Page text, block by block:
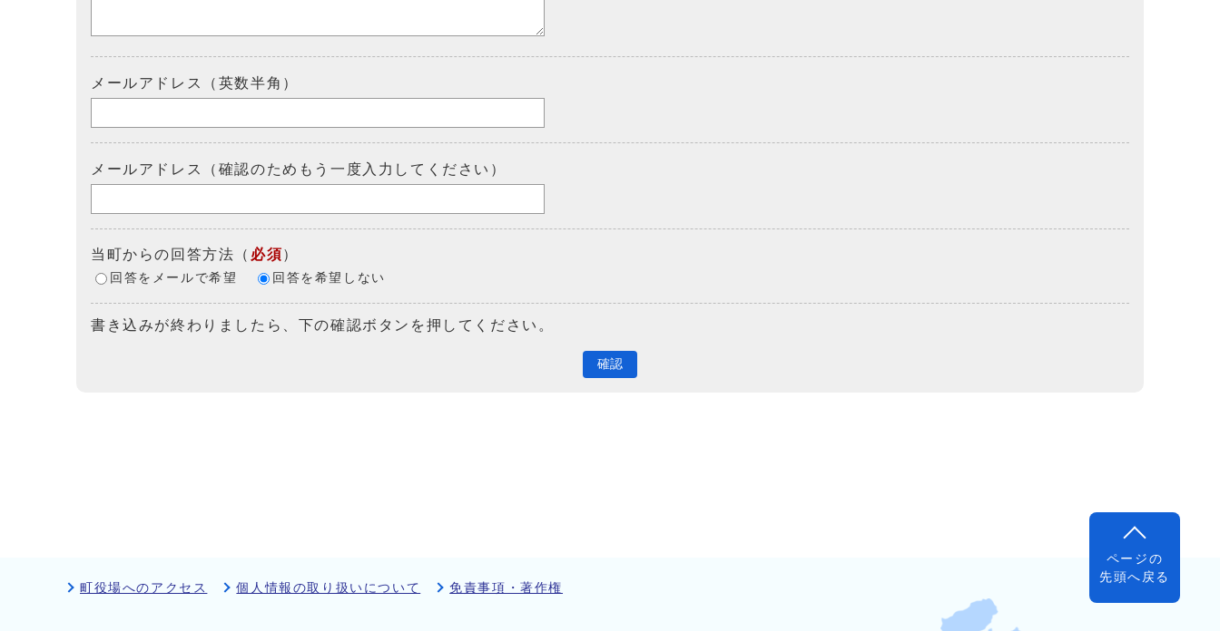
メールアドレス（英数半角）
メールアドレス（確認のためもう一度入力してください）
当町からの回答方法 （ 必須）
回答をメールで希望 回答を希望しない
書き込みが終わりましたら、下の確認ボタンを押してください。
確認
ページの
先頭へ戻る
町役場へのアクセス
個人情報の取り扱いについて 免責事項・著作権